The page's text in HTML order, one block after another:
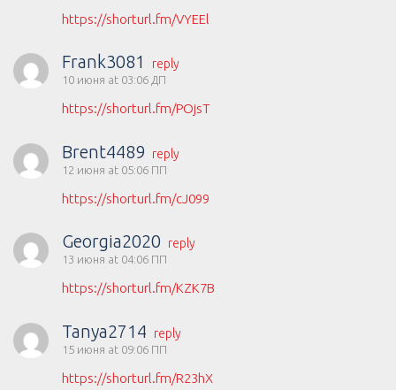
https://shorturl.fm/VYEEl
Frank3081 reply
10 июня at 03:06 ДП
https://shorturl.fm/POjsT
Brent4489 reply
12 июня at 05:06 ПП
https://shorturl.fm/cJ099
Georgia2020 reply
13 июня at 04:06 ПП
https://shorturl.fm/KZK7B
Tanya2714 reply
15 июня at 09:06 ПП
https://shorturl.fm/R23hX